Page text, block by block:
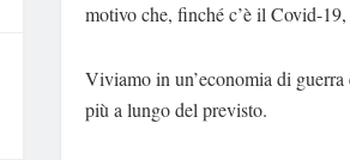
motivo che, finché c’è il Covid-
Viviamo in un’economia di
più a lungo del previsto.